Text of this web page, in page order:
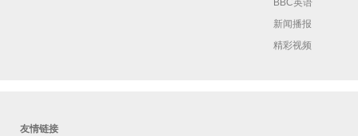
BBC英语
新闻播报
精彩视频